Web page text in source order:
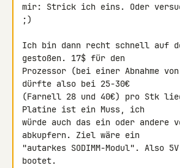
mir: Strick ich eins. Oder
;)
Ich bin dann recht schnell auf
gestoßen. 17$ für den
Prozessor (bei einer Abnahme
dürfte also bei 25-30€
(Farnell 28 und 40€) pro Stk
Platine ist ein Muss, ich
würde auch das ein oder andere
abkupfern. Ziel wäre ein
"autarkes SODIMM-Modul". Also
bootet.